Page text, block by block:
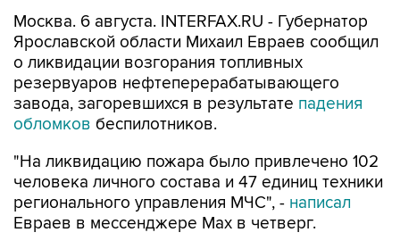
Москва. 6 августа. INTERFAX.RU - Губернатор
Ярославской области Михаил Евраев сообщил
о ликвидации возгорания топливных
резервуаров нефтеперерабатывающего
завода, загоревшихся в результате падения
обломков беспилотников.
"На ликвидацию пожара было привлечено 102
человека личного состава и 47 единиц техники
регионального управления МЧС", - написал
Евраев в мессенджере Мах в четверг.